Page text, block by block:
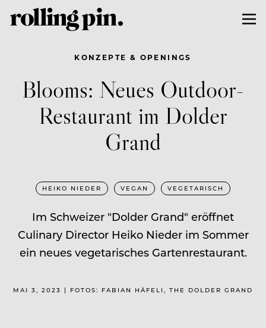
KONZEPTE & OPENINGS
Blooms: Neues Outdoor-
Restaurant im Dolder
Grand
HEIKO NIEDER VEGAN VEGETARISCH
Im Schweizer "Dolder Grand" eröffnet
Culinary Director Heiko Nieder im Sommer
ein neues vegetarisches Gartenrestaurant.
MAI 3, 2023 | FOTOS: FABIAN HÄFELI, THE DOLDER GRAND